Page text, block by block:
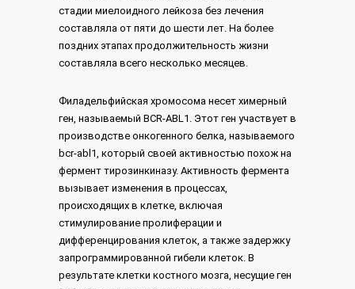
стадии миелоидного лейкоза без лечения
составляла от пяти до шести лет. На более
поздних этапах продолжительность жизни
составляла всего несколько месяцев.
Филадельфийская хромосома несет химерный
ген, называемый BCR-ABL1. Этот ген участвует в
производстве онкогенного белка, называемого
bcr-abl1, который своей активностью похож на
фермент тирозинкиназу. Активность фермента
вызывает изменения в процессах,
происходящих в клетке, включая
стимулирование пролиферации и
дифференцирования клеток, а также задержку
запрограммированной гибели клеток. В
результате клетки костного мозга, несущие ген